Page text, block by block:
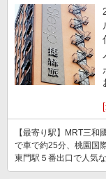
【最寄り駅】MRT三和
で車で約25分、桃園国
東門駅５番出口で人気